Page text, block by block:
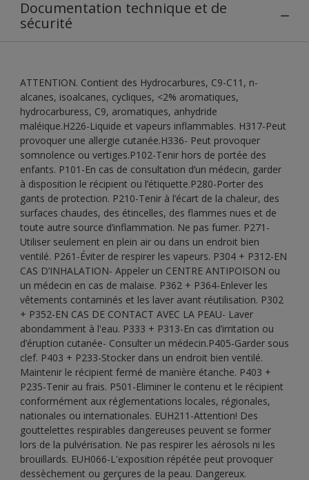
Documentation technique et de
sécurité
ATTENTION. Contient des Hydrocarbures, C9-C11, n-
alcanes, isoalcanes, cycliques, <2% aromatiques,
hydrocarburess, C9, aromatiques, anhydride
maléique.H226-Liquide et vapeurs inflammables. H317-Peut
provoquer une allergie cutanée.H336- Peut provoquer
somnolence ou vertiges.P102-Tenir hors de portée des
enfants. P101-En cas de consultation d’un médecin, garder
à disposition le récipient ou l’étiquette.P280-Porter des
gants de protection. P210-Tenir à l’écart de la chaleur, des
surfaces chaudes, des étincelles, des flammes nues et de
toute autre source d’inflammation. Ne pas fumer. P271-
Utiliser seulement en plein air ou dans un endroit bien
ventilé. P261-Éviter de respirer les vapeurs. P304 + P312-EN
CAS D’INHALATION- Appeler un CENTRE ANTIPOISON ou
un médecin en cas de malaise. P362 + P364-Enlever les
vêtements contaminés et les laver avant réutilisation. P302
+ P352-EN CAS DE CONTACT AVEC LA PEAU- Laver
abondamment à l'eau. P333 + P313-En cas d’irritation ou
d’éruption cutanée- Consulter un médecin.P405-Garder sous
clef. P403 + P233-Stocker dans un endroit bien ventilé.
Maintenir le récipient fermé de manière étanche. P403 +
P235-Tenir au frais. P501-Eliminer le contenu et le récipient
conformément aux réglementations locales, régionales,
nationales ou internationales. EUH211-Attention! Des
gouttelettes respirables dangereuses peuvent se former
lors de la pulvérisation. Ne pas respirer les aérosols ni les
brouillards. EUH066-L'exposition répétée peut provoquer
dessèchement ou gerçures de la peau. Dangereux.